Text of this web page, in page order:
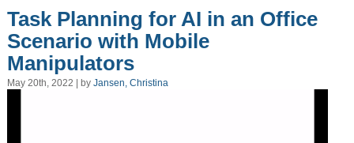
Task Planning for AI in an Office
Scenario with Mobile
Manipulators
May 20th, 2022 | by Jansen, Christina